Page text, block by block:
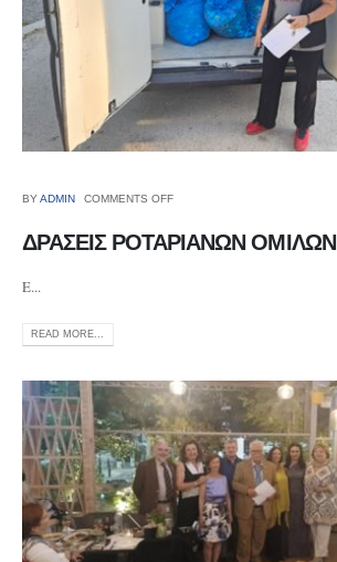
BYADMIN COMMENTS OFF
ΔΡΑΣΕΙΣ ΡΟΤΑΡΙΑΝΩΝ ΟΜΙΛΩΝ
E...
READ MORE...